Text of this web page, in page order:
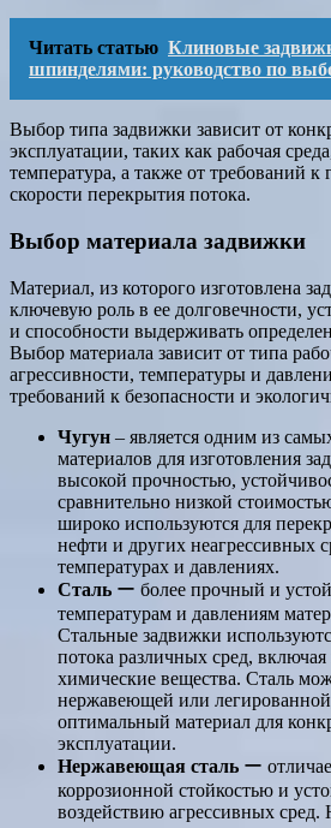
Читать статью Клиновые
шпинделями: руководство по
Выбор типа задвижки зависит от
эксплуатации, таких как рабочая
температура, а также от требований к
скорости перекрытия потока.
Выбор материала задвижки
Материал, из которого изготовлена
ключевую роль в ее долговечности,
и способности выдерживать
Выбор материала зависит от типа
агрессивности, температуры и
требований к безопасности и
Чугун ‒ является одним из
материалов для изготовления
высокой прочностью,
сравнительно низкой
широко используются для
нефти и других неагрессивных
температурах и давлениях.
Сталь ー более прочный и
температурам и давлениям
Стальные задвижки
потока различных сред, включая
химические вещества. Сталь
нержавеющей или
оптимальный материал для
эксплуатации.
Нержавеющая сталь ー
коррозионной стойкостью и
воздействию агрессивных